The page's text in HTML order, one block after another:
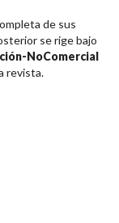
de sus
se rige bajo
NoComercial
revista.